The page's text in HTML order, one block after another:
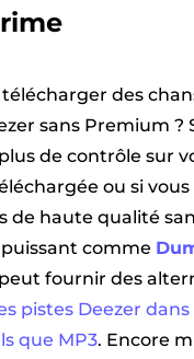
des
sans Premium ?
de contrôle sur
ou si
de haute qualité
comme
peut fournir des
pistes Deezer dans
que MP3. Encore